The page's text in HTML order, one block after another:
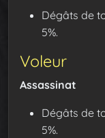
Dégâts de
5%.
Voleur
Assassinat
Dégâts de
5%.